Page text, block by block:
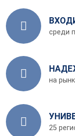
среди
на
25